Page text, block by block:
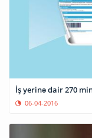
İş yerinə dair 270
06-04-2016